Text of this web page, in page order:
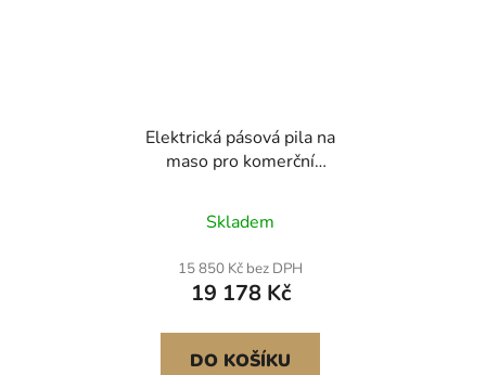
Elektrická pásová pila na
maso pro komerční
pila na kosti s výkonem
1800 W, Workbeach
15" x 19,1", maximální
tloušťka řezu 7,09
palce, řezačka
mraženého masa s 5
noži na vepřová a hovězí
Skladem
15 850 Kč bez DPH
19 178 Kč
DO KOŠÍKU